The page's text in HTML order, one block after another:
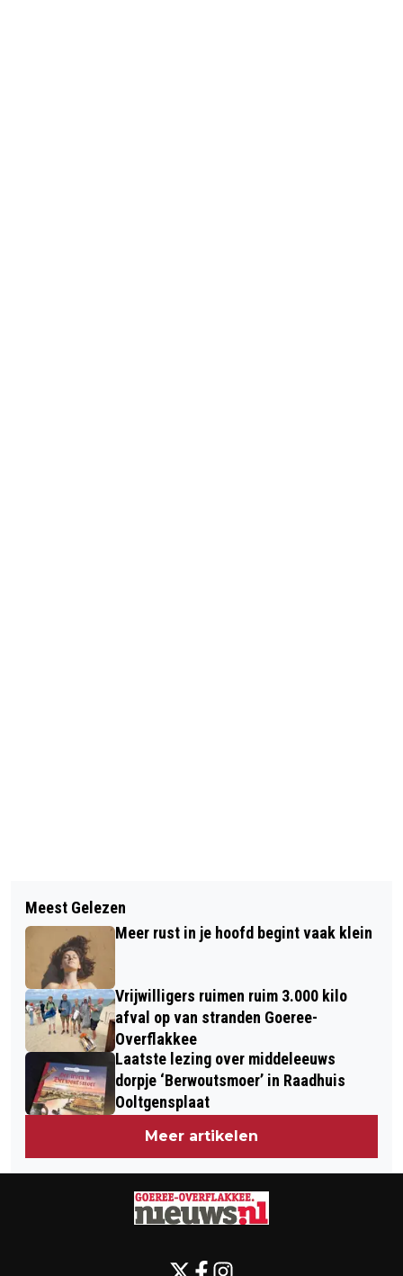
ONDANKS HET WEER TOCH FEEST IN
GOEDEREEDE
LANDBOUWVISIE OVERHANDIGD AAN
PROVINCIE
Meest Gelezen
Meer rust in je hoofd begint vaak klein
Vrijwilligers ruimen ruim 3.000 kilo
afval op van stranden Goeree-
Overflakkee
Laatste lezing over middeleeuws
dorpje ‘Berwoutsmoer’ in Raadhuis
Ooltgensplaat
Meer artikelen